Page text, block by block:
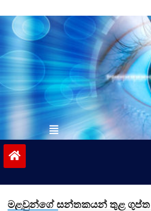
to
contentvinivida.lk
මළවුන්ගේ සන්තකයන් තුළ ගුප්ත